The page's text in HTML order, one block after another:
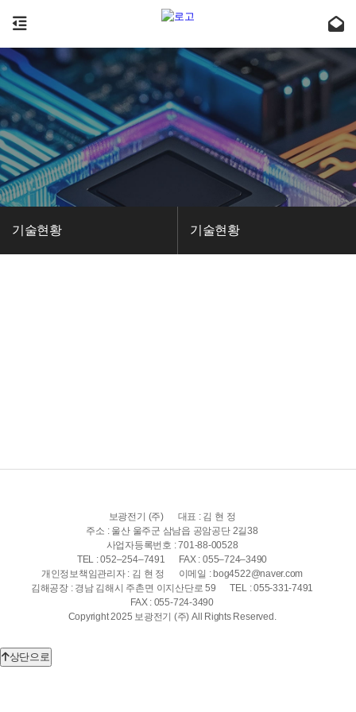
기술현황 기술현황
보광전기 (주)
대표 : 김 현 정
주소 : 울산 울주군 삼남읍 공암공단 2길38
사업자등록번호 : 701-88-00528
TEL : 052–254–7491
FAX : 055–724–3490
개인정보책임관리자 : 김 현 정
이메일 : bog4522@naver.com
김해공장 : 경남 김해시 주촌면 이지산단로 59
TEL : 055-331-7491
FAX : 055-724-3490
Copyright 2025 보광전기 (주) All Rights Reserved.
상단으로